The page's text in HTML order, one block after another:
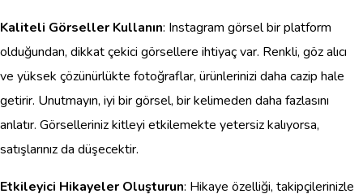
Kaliteli Görseller Kullanın: Instagram görsel bir platform
olduğundan, dikkat çekici görsellere ihtiyaç var. Renkli, göz alıcı
ve yüksek çözünürlükte fotoğraflar, ürünlerinizi daha cazip hale
getirir. Unutmayın, iyi bir görsel, bir kelimeden daha fazlasını
anlatır. Görselleriniz kitleyi etkilemekte yetersiz kalıyorsa,
satışlarınız da düşecektir.
Etkileyici Hikayeler Oluşturun: Hikaye özelliği, takipçilerinizle